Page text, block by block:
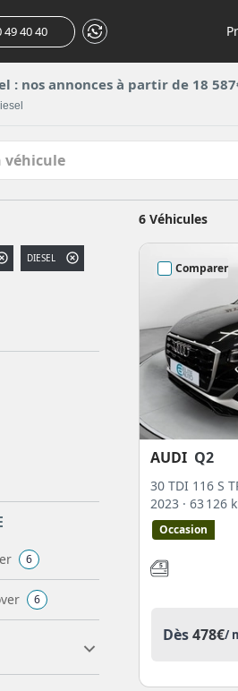
49 40 40
: nos annonces à partir de 18
DIESEL
6
6
6 Véhicules
Comparer
AUDI Q2
30 TDI 116 S
2023 · 63 126
Occasion
Dès478€/